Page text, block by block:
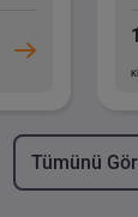
Tümünü Gör